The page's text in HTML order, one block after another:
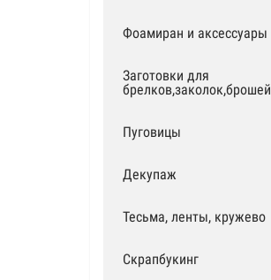
Фоамиран и аксессуары
Заготовки для
брелков,заколок,брошей
Пуговицы
Декупаж
Тесьма, ленты, кружево
Скрапбукинг